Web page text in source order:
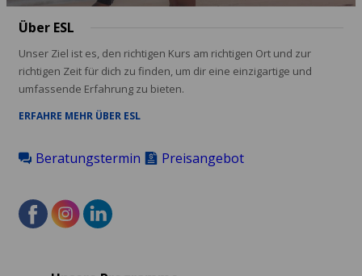
Über ESL
Unser Ziel ist es, den richtigen Kurs am richtigen Ort und zur
richtigen Zeit für dich zu finden, um dir eine einzigartige und
umfassende Erfahrung zu bieten.
ERFAHRE MEHR ÜBER ESL
Beratungstermin Preisangebot